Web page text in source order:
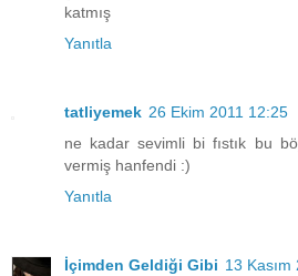
katmış
Yanıtla
tatliyemek 26 Ekim 2011 12:25
ne kadar sevimli bi fıstık bu
vermiş hanfendi :)
Yanıtla
İçimden Geldiği Gibi 13 Kasım